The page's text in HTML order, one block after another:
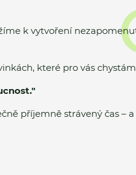
k vytvoření
které pro vás
příjemně strávený čas –